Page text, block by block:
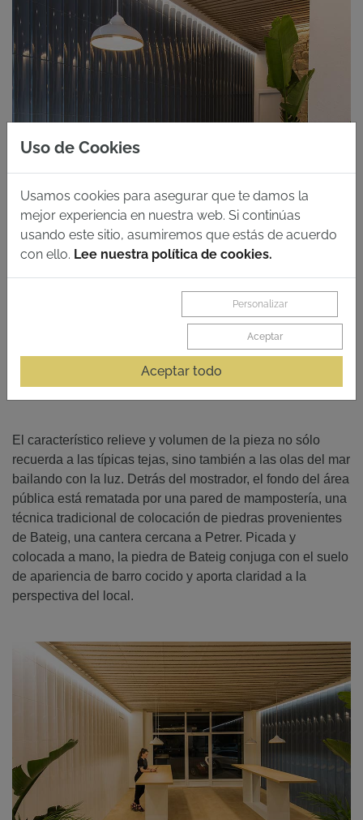
El característico relieve y volumen de la pieza no sólo
recuerda a las típicas tejas, sino también a las olas del mar
bailando con la luz. Detrás del mostrador, el fondo del área
pública está rematada por una pared de mampostería, una
técnica tradicional de colocación de piedras provenientes
de Bateig, una cantera cercana a Petrer. Picada y
colocada a mano, la piedra de Bateig conjuga con el suelo
de apariencia de barro cocido y aporta claridad a la
perspectiva del local.
Uso de Cookies
Usamos cookies para asegurar que te damos la
mejor experiencia en nuestra web. Si continúas
usando este sitio, asumiremos que estás de acuerdo
con ello. Lee nuestra política de cookies.
Personalizar
Aceptar
Aceptar todo